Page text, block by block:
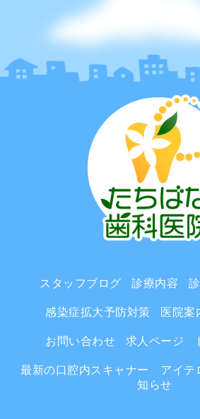
スタッフブログ 診療内容
感染症拡大予防対策 医院案
お問い合わせ 求人ページ
最新の口腔内スキャナー アイテ
知らせ